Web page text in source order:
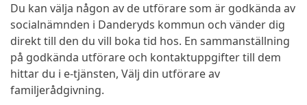
Du kan välja någon av de utförare som är godkända av
socialnämnden i Danderyds kommun och vänder dig
direkt till den du vill boka tid hos. En sammanställning
på godkända utförare och kontaktuppgifter till dem
hittar du i e-tjänsten, Välj din utförare av
familjerådgivning.